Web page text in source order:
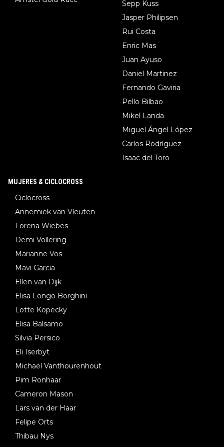
Sepp Kuss
Jasper Philipsen
Rui Costa
Enric Mas
Juan Ayuso
Daniel Martinez
Fernando Gaviria
Pello Bilbao
Mikel Landa
Miguel Ángel López
Carlos Rodríguez
Isaac del Toro
MUJERES & CICLOCROSS
Ciclocross
Annemiek van Vleuten
Lorena Wiebes
Demi Vollering
Marianne Vos
Mavi Garcia
Ellen van Dijk
Elisa Longo Borghini
Lotte Kopecky
Elisa Balsamo
Silvia Persico
Eli Iserbyt
Michael Vanthourenhout
Pim Ronhaar
Cameron Mason
Lars van der Haar
Felipe Orts
Thibau Nys